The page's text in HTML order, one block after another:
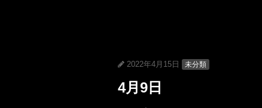
2022年4月15日 未分類
4月9日